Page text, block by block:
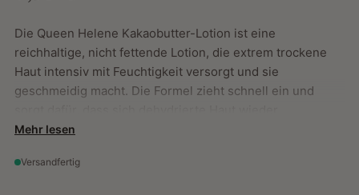
Die Queen Helene Kakaobutter-Lotion ist eine
reichhaltige, nicht fettende Lotion, die extrem trockene
Haut intensiv mit Feuchtigkeit versorgt und sie
geschmeidig macht. Die Formel zieht schnell ein und
geschmeidig und angenehm anfühlt.
Hauptmerkmale:
Mehr lesen
Versandfertig